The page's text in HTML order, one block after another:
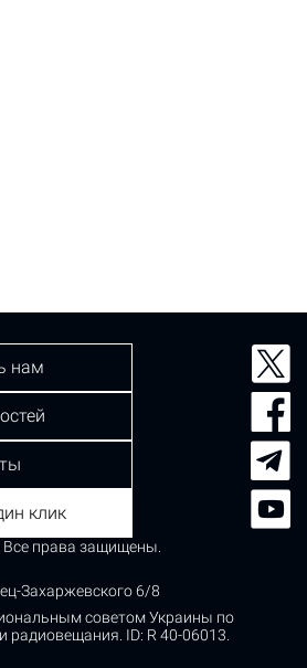
права защищены.
Захаржевского 6/8
советом Украины по
радиовещания. ID: R 40-06013.
нам
клик